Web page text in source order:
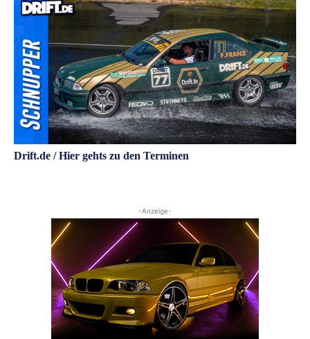
Drift.de / Hier gehts zu den Terminen
-Anzeige-